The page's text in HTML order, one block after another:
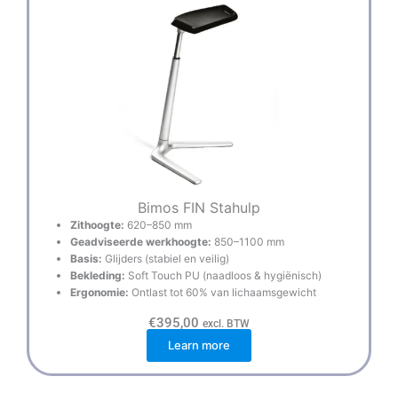
Bimos FIN Stahulp
Zithoogte: 620–850 mm
Geadviseerde werkhoogte: 850–1100 mm
Basis: Glijders (stabiel en veilig)
Bekleding: Soft Touch PU (naadloos & hygiënisch)
Ergonomie: Ontlast tot 60% van lichaamsgewicht
€395,00 excl. BTW
Learn more